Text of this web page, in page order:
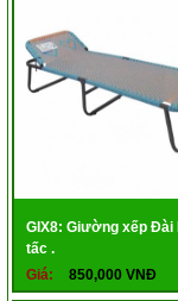
GIX8: Giường xếp Đài
tấc .
Giá:
850,000 VNĐ